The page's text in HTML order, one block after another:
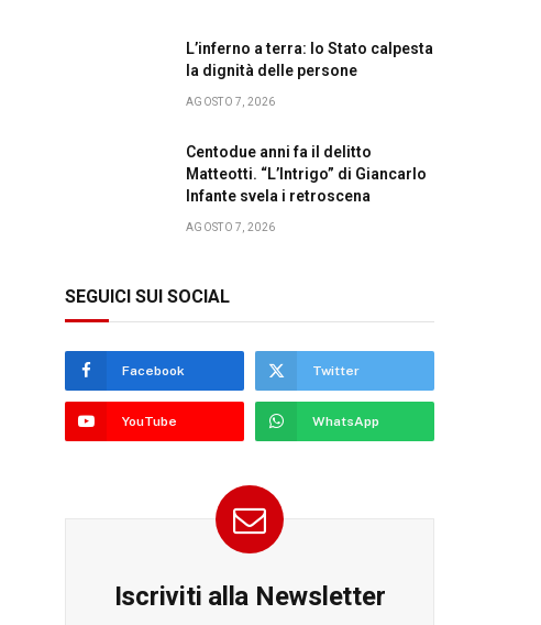
L’inferno a terra: lo Stato calpesta
la dignità delle persone
AGOSTO 7, 2026
Centodue anni fa il delitto
Matteotti. “L’Intrigo” di Giancarlo
Infante svela i retroscena
AGOSTO 7, 2026
SEGUICI SUI SOCIAL
Facebook Twitter
YouTube WhatsApp
Iscriviti alla Newsletter